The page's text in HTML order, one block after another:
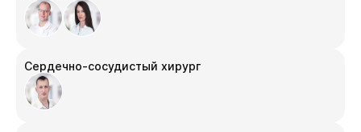
Сердечно-сосудистый хирург